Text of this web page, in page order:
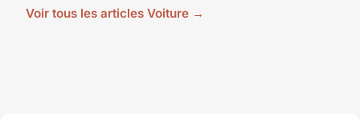
Voir tous les articles Voiture →